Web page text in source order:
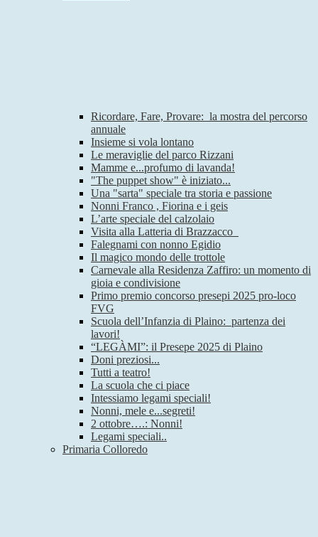
Ricordare, Fare, Provare: la mostra del percorso
annuale
Insieme si vola lontano
Le meraviglie del parco Rizzani
Mamme e...profumo di lavanda!
"The puppet show" è iniziato...
Una "sarta" speciale tra storia e passione
Nonni Franco , Fiorina e i geis
L’arte speciale del calzolaio
Visita alla Latteria di Brazzacco
Falegnami con nonno Egidio
Il magico mondo delle trottole
Carnevale alla Residenza Zaffiro: un momento di
gioia e condivisione
Primo premio concorso presepi 2025 pro-loco
FVG
Scuola dell’Infanzia di Plaino: partenza dei
lavori!
“LEGÀMI”: il Presepe 2025 di Plaino
Doni preziosi...
Tutti a teatro!
La scuola che ci piace
Intessiamo legami speciali!
Nonni, mele e...segreti!
2 ottobre….: Nonni!
Legami speciali..
Primaria Colloredo